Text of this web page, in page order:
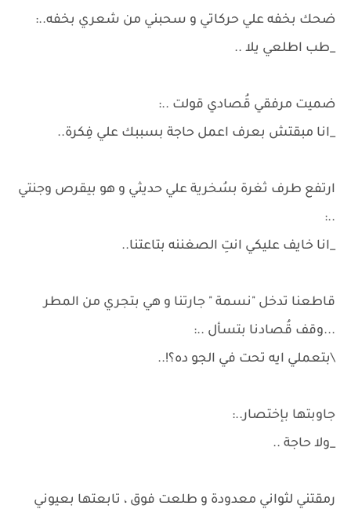
ضحك بخفه علي حركاتي و سحبني من شعري بخفه..:
_طب اطلعي يلا ..
ضميت مرفقي قُصادي قولت ..:
_انا مبقتش بعرف اعمل حاجة بسببك علي فِكرة..
ارتفع طرف ثغرة بسُخرية علي حديثي و هو بيقرص وجنتي
..:
_انا خايف عليكي انتِ الصغننه بتاعتنا..
قاطعنا تدخل "نسمة " جارتنا و هي بتجري من المطر
...وقف قُصادنا بتسأل ..:
\بتعملي ايه تحت في الجو ده؟!..
جاوبتها بإختصار..:
_ولا حاجة ..
رمقتني لثواني معدودة و طلعت فوق ، تابعتها بعيوني